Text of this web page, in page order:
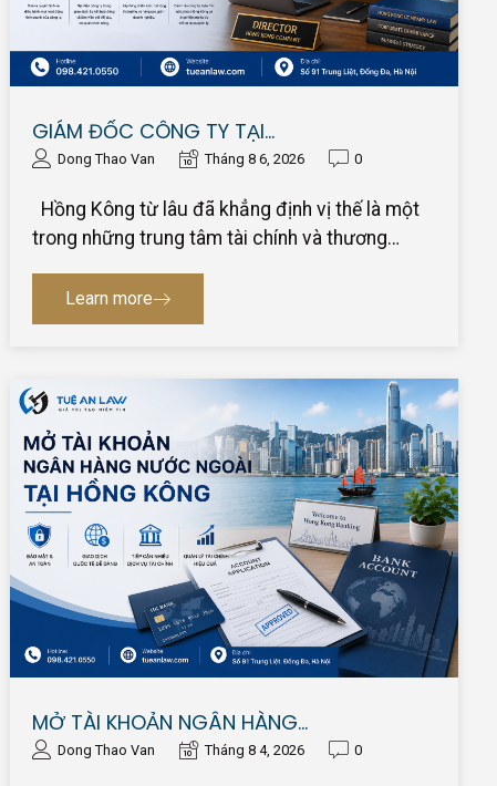
GIÁM ĐỐC CÔNG TY TẠI…
Dong Thao Van Tháng 8 6, 2026 0
Hồng Kông từ lâu đã khẳng định vị thế là một
trong những trung tâm tài chính và thương…
Learn more
MỞ TÀI KHOẢN NGÂN HÀNG…
Dong Thao Van Tháng 8 4, 2026 0